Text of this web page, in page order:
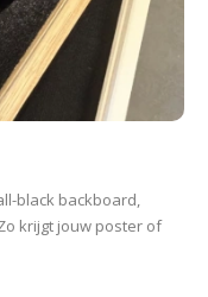
black backboard,
krijgt jouw poster of